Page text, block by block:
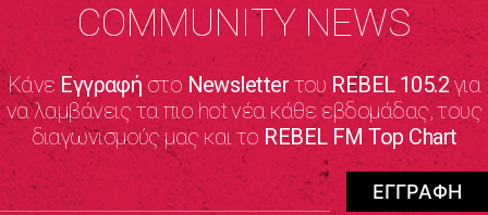
COMMUNITY NEWS
Κάνε Εγγραφήστο NewsletterτουREBEL 105.2για
να λαμβάνεις τα πιο hot νέα κάθε εβδομάδας, τους
διαγωνισμούς μας και το REBEL FM Top Chart